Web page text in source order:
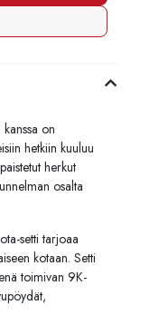
on
hetkiin kuuluu
herkut
osalta
setti tarjoaa
kotaan. Setti
toimivan 9K-